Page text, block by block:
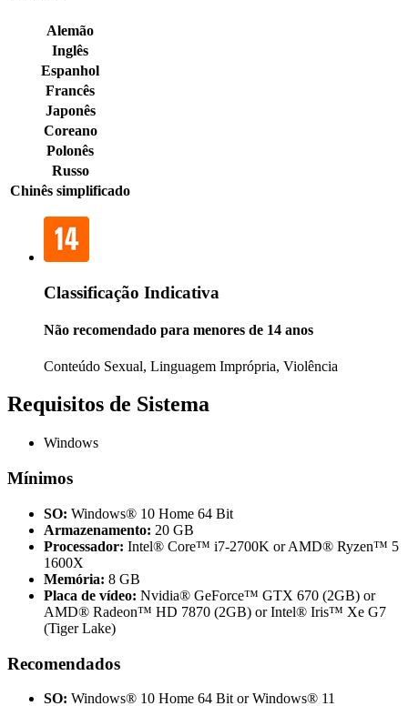
Alemão
Inglês
Espanhol
Francês
Japonês
Coreano
Polonês
Russo
Chinês simplificado
Classificação Indicativa
Não recomendado para menores de 14 anos
Conteúdo Sexual, Linguagem Imprópria, Violência
Requisitos de Sistema
Windows
Mínimos
SO: Windows® 10 Home 64 Bit
Armazenamento: 20 GB
Processador: Intel® Core™ i7-2700K or AMD® Ryzen™ 5
1600X
Memória: 8 GB
Placa de vídeo: Nvidia® GeForce™ GTX 670 (2GB) or
AMD® Radeon™ HD 7870 (2GB) or Intel® Iris™ Xe G7
(Tiger Lake)
Recomendados
SO: Windows® 10 Home 64 Bit or Windows® 11